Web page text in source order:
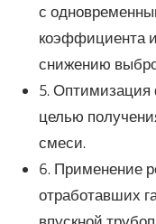
с
коэффициента
снижению
5.
целью
смеси.
6. Применение
отработавших